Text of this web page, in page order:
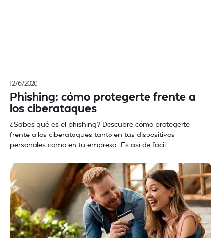
12/6/2020
Phishing: cómo protegerte frente a
los ciberataques
¿Sabes qué es el phishing? Descubre cómo protegerte
frente a los ciberataques tanto en tus dispositivos
personales como en tu empresa. Es así de fácil.